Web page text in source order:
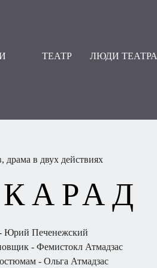
ТЕАТР ЛЮДИ ТЕАТРА
в двух действиях
Юрий Печенежский
- Фемистокл Атмадзас
- Ольга Атмадзас